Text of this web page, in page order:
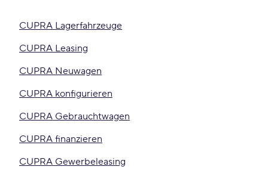
CUPRA Lagerfahrzeuge
CUPRA Leasing
CUPRA Neuwagen
CUPRA konfigurieren
CUPRA Gebrauchtwagen
CUPRA finanzieren
CUPRA Gewerbeleasing